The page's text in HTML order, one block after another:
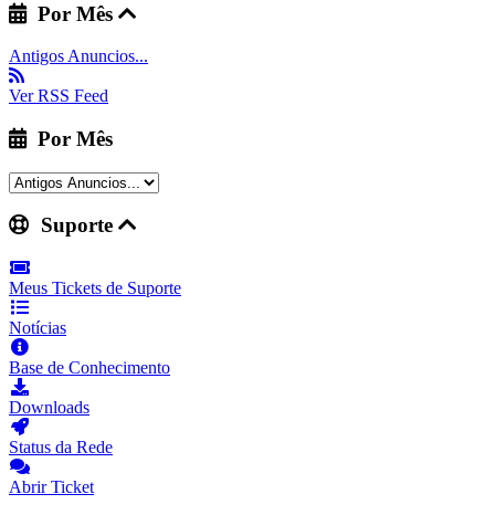
Por Mês
Antigos Anuncios...
Ver RSS Feed
Por Mês
Suporte
Meus Tickets de Suporte
Notícias
Base de Conhecimento
Downloads
Status da Rede
Abrir Ticket